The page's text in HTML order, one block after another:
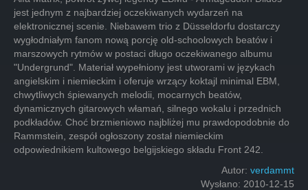
jest jednym z najbardziej oczekiwanych wydarzeń na
elektronicznej scenie. Niebawem trio z Düsseldorfu dostarczy
wygłodniałym fanom nową porcję old-schoolowych beatów i
marszowych rytmów w postaci długo oczekiwanego albumu
"Undergrund". Materiał wypełniony jest utworami w językach
angielskim i niemieckim i oferuje wrzący koktajl minimal EBM,
chwytliwych śpiewanych melodii, mocarnych beatów,
dynamicznych gitarowych włamań, silnego wokalu i przednich
podkładów. Choć brzmieniowo najbliżej mu prawdopodobnie do
Rammstein, zespół ogłoszony został niemieckim
odpowiednikiem kultowego belgijskiego składu Front 242.
Autor: verdammt
Wysłano: 2010-12-15